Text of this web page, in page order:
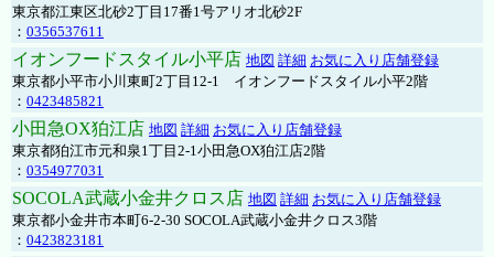
東京都江東区北砂2丁目17番1号アリオ北砂2F
： 0356537611
イオンフードスタイル小平店 地図 詳細 お気に入り店舗登録
東京都小平市小川東町2丁目12-1 イオンフードスタイル小平2階
： 0423485821
小田急OX狛江店 地図 詳細 お気に入り店舗登録
東京都狛江市元和泉1丁目2-1小田急OX狛江店2階
： 0354977031
SOCOLA武蔵小金井クロス店 地図 詳細 お気に入り店舗登録
東京都小金井市本町6-2-30 SOCOLA武蔵小金井クロス3階
： 0423823181